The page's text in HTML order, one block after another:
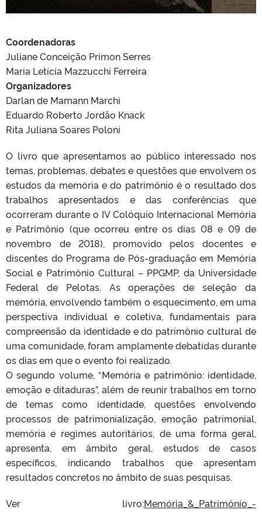
Coordenadoras
Juliane Conceição Primon Serres
Maria Letícia Mazzucchi Ferreira
Organizadores
Darlan de Mamann Marchi
Eduardo Roberto Jordão Knack
Rita Juliana Soares Poloni
O livro que apresentamos ao público interessado nos
temas, problemas, debates e questões que envolvem os
estudos da memória e do patrimônio é o resultado dos
trabalhos apresentados e das conferências que
ocorreram durante o IV Colóquio Internacional Memória
e Patrimônio (que ocorreu entre os dias 08 e 09 de
novembro de 2018), promovido pelos docentes e
discentes do Programa de Pós-graduação em Memória
Social e Patrimônio Cultural – PPGMP, da Universidade
Federal de Pelotas. As operações de seleção da
memória, envolvendo também o esquecimento, em uma
perspectiva individual e coletiva, fundamentais para
compreensão da identidade e do patrimônio cultural de
uma comunidade, foram amplamente debatidas durante
os dias em que o evento foi realizado.
O segundo volume, “Memória e patrimônio: identidade,
emoção e ditaduras”, além de reunir trabalhos em torno
de temas como identidade, questões envolvendo
processos de patrimonialização, emoção patrimonial,
memória e regimes autoritários, de uma forma geral,
apresenta, em âmbito geral, estudos de casos
específicos, indicando trabalhos que apresentam
resultados concretos no âmbito de suas pesquisas.
Ver livro:Memória_&_Patrimônio_-